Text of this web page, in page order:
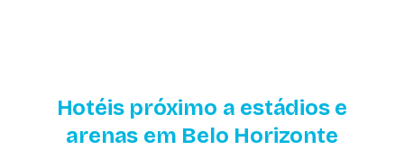
Hotéis próximo a estádios e
arenas em Belo Horizonte